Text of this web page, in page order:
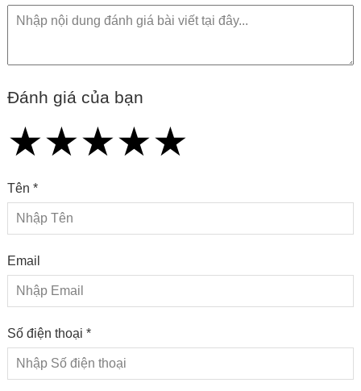
Đánh giá của bạn
★
★★
★★★
★★★★
★★★★★
Tên *
Email
Số điện thoại *